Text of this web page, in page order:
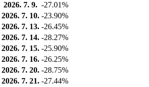
2026. 7. 9. -27.01%
2026. 7. 10. -23.90%
2026. 7. 13. -26.45%
2026. 7. 14. -28.27%
2026. 7. 15. -25.90%
2026. 7. 16. -26.25%
2026. 7. 20. -28.75%
2026. 7. 21. -27.44%